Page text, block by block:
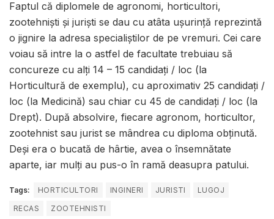
Faptul că diplomele de agronomi, horticultori,
zootehniști și juriști se dau cu atâta ușurință reprezintă
o jignire la adresa specialiștilor de pe vremuri. Cei care
voiau să intre la o astfel de facultate trebuiau să
concureze cu alți 14 – 15 candidați / loc (la
Horticultură de exemplu), cu aproximativ 25 candidați /
loc (la Medicină) sau chiar cu 45 de candidați / loc (la
Drept). După absolvire, fiecare agronom, horticultor,
zootehnist sau jurist se mândrea cu diploma obținută.
Deși era o bucată de hârtie, avea o însemnătate
aparte, iar mulți au pus-o în ramă deasupra patului.
Tags: HORTICULTORI INGINERI JURISTI
LUGOJ
RECAS
ZOOTEHNISTI